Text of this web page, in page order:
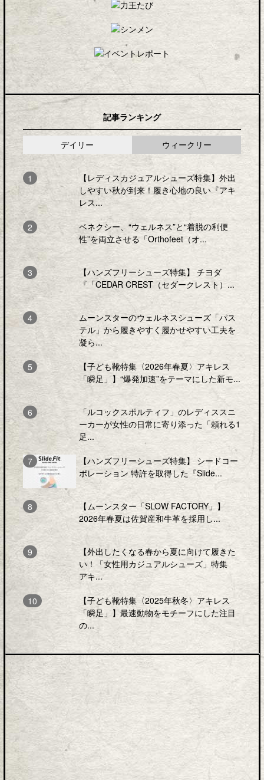
記事ランキング
デイリー ウィークリー
【レディスカジュアルシューズ特集】外出
しやすい秋が到来！履き心地の良い『アキ
レス...
ベネクシー、“ウェルネス”と“着脱の利便
性”を両立させる「Orthofeet（オ...
【ハンズフリーシューズ特集】 チヨダ
『「CEDAR CREST（セダークレスト）...
ムーンスターのウェルネスシューズ「パス
テル」から履きやすく履かせやすい工夫を
凝ら...
【子ども靴特集〈2026年春夏〉アキレス
「瞬足」】“爆発加速”をテーマにした新モ...
「ルコックスポルティフ」のレディススニ
ーカーが女性の日常に寄り添った「頼れる1
足...
【ハンズフリーシューズ特集】 シードコー
ポレーション 特許を取得した『Slide...
【ムーンスター「SLOW FACTORY」】
2026年春夏は佐賀産和牛革を採用し...
【外出したくなる春から夏に向けて履きた
い！「女性用カジュアルシューズ」特集
アキ...
【子ども靴特集〈2025年秋冬〉アキレス
「瞬足」】最速動物をモチーフにした注目
の...